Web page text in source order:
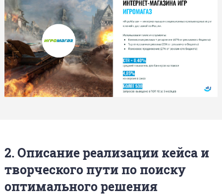
2. Описание реализации кейса и
творческого пути по поиску
оптимального решения